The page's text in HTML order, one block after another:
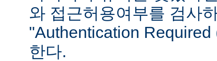
와 접근허용여부를 검사
"Authentication
한다.